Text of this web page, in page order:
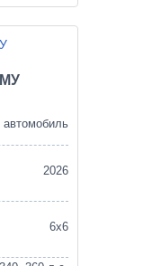
автомобиль
2026
6х6